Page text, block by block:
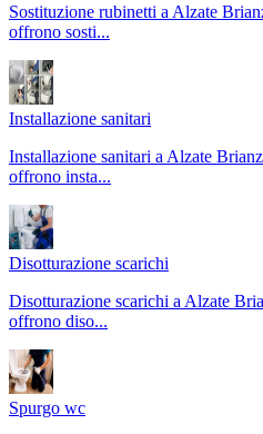
Sostituzione rubinetti a Alzate
offrono sosti...
Installazione sanitari
Installazione sanitari a Alzate
offrono insta...
Disotturazione scarichi
Disotturazione scarichi a Alzate
offrono diso...
Spurgo wc